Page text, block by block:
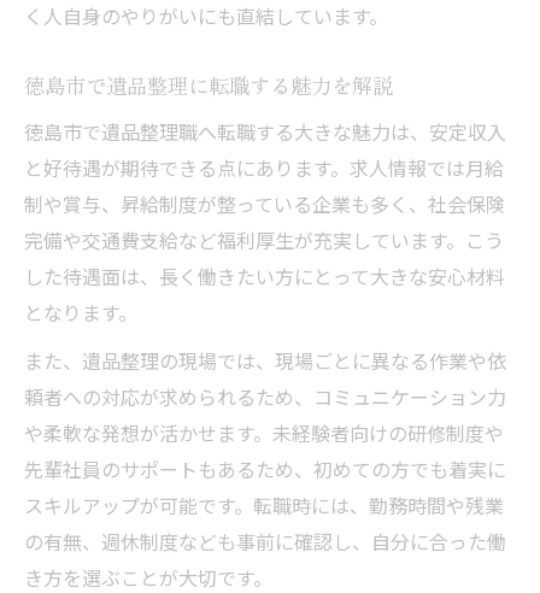
く人自身のやりがいにも直結しています。
徳島市で遺品整理に転職する魅力を解説
徳島市で遺品整理職へ転職する大きな魅力は、安定収入
と好待遇が期待できる点にあります。求人情報では月給
制や賞与、昇給制度が整っている企業も多く、社会保険
完備や交通費支給など福利厚生が充実しています。こう
した待遇面は、長く働きたい方にとって大きな安心材料
となります。
また、遺品整理の現場では、現場ごとに異なる作業や依
頼者への対応が求められるため、コミュニケーション力
や柔軟な発想が活かせます。未経験者向けの研修制度や
先輩社員のサポートもあるため、初めての方でも着実に
スキルアップが可能です。転職時には、勤務時間や残業
の有無、週休制度なども事前に確認し、自分に合った働
き方を選ぶことが大切です。